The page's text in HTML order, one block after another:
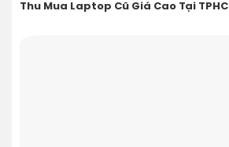
Thu Mua Laptop Cũ Giá Cao Tại